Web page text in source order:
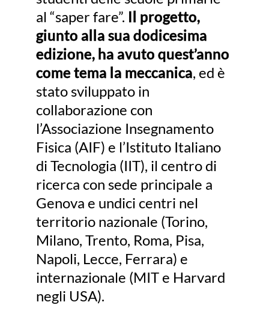
al “saper fare”. Il progetto,
giunto alla sua dodicesima
edizione, ha avuto quest’anno
cometema la meccanica, ed è
stato sviluppato in
collaborazione con
l’Associazione Insegnamento
Fisica (AIF) e l’Istituto Italiano
di Tecnologia (IIT), il centro di
ricerca con sede principale a
Genova e undici centri nel
territorio nazionale (Torino,
Milano, Trento, Roma, Pisa,
Napoli, Lecce, Ferrara) e
internazionale (MIT e Harvard
negli USA).